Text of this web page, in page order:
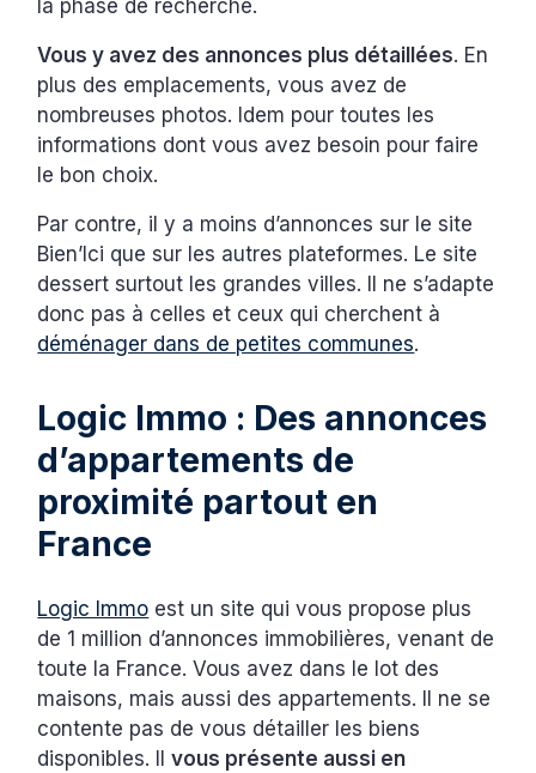
la phase de recherche.
Vous y avez des annonces plus détaillées. En
plus des emplacements, vous avez de
nombreuses photos. Idem pour toutes les
informations dont vous avez besoin pour faire
le bon choix.
Par contre, il y a moins d’annonces sur le site
Bien’Ici que sur les autres plateformes. Le site
dessert surtout les grandes villes. Il ne s’adapte
donc pas à celles et ceux qui cherchent à
déménager dans de petites communes.
Logic Immo : Des annonces
d’appartements de
proximité partout en
France
Logic Immo est un site qui vous propose plus
de 1 million d’annonces immobilières, venant de
toute la France. Vous avez dans le lot des
maisons, mais aussi des appartements. Il ne se
contente pas de vous détailler les biens
disponibles. Ilvous présente aussi en